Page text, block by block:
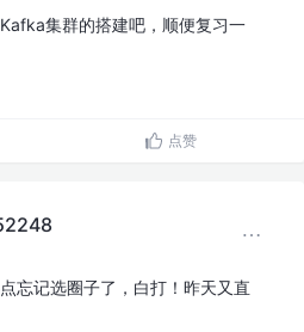
集群的搭建吧，顺便复习一
点赞
忘记选圈子了，白打！昨天又直